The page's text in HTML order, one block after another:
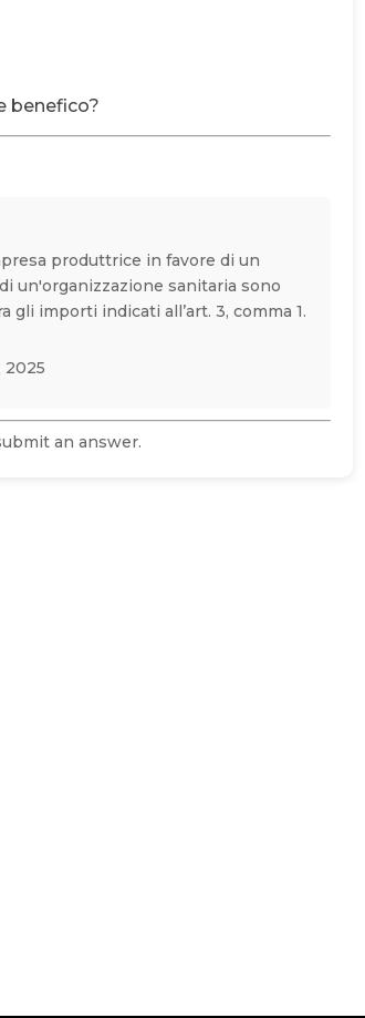
benefico?
produttrice in favore di un
un'organizzazione sanitaria sono
importi indicati all’art. 3, comma 1.
2025
an answer.